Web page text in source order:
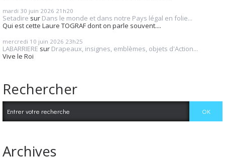
mardi 30 juin 2026 21h20
Setadire sur Dans le monde et dans notre Pays légal en folie...
Qui est cette Laure TOGRAF dont on parle souvent....
mercredi 10 juin 2026 23h25
LABARRIERE sur Drapeaux, insignes, emblèmes, objets d'Action...
Vive le Roi
Rechercher
Archives